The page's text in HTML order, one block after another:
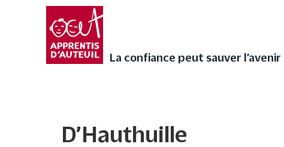
La confiance peut sauver l’avenir
Faites vivre l’Avent
audios de Noël ❄
D’Hauthuille